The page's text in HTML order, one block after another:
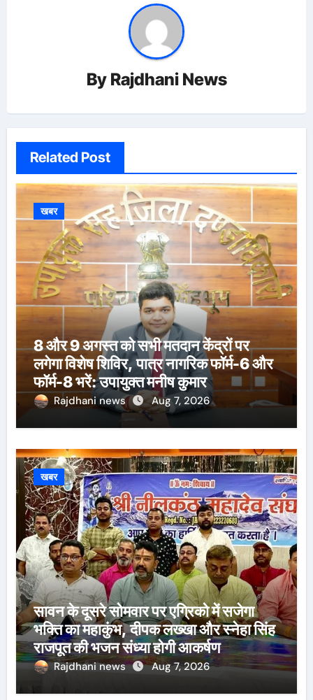
By Rajdhani News
Related Post
खबर
8 और 9 अगस्त को सभी मतदान केंद्रों पर
लगेगा विशेष शिविर, पात्र नागरिक फॉर्म-6 और
फॉर्म-8 भरें: उपायुक्त मनीष कुमार
Rajdhani news Aug 7, 2026
खबर
सावन के दूसरे सोमवार पर एग्रिको में सजेगा
भक्ति का महाकुंभ, दीपक लख्खा और स्नेहा सिंह
राजपूत की भजन संध्या होगी आकर्षण
Rajdhani news Aug 7, 2026